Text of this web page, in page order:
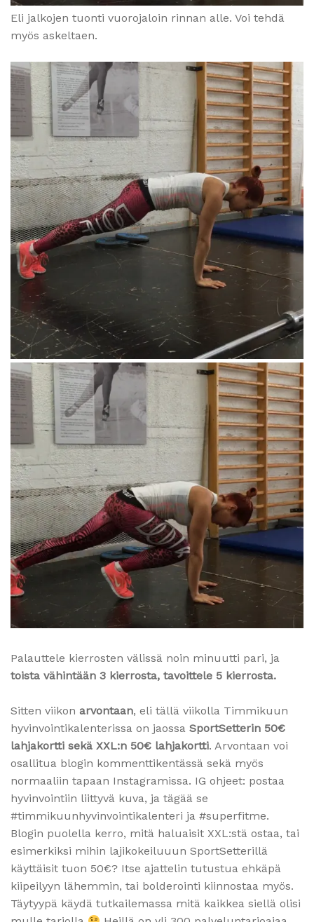
Eli jalkojen tuonti vuorojaloin rinnan alle. Voi tehdä
myös askeltaen.
Palauttele kierrosten välissä noin minuutti pari, ja
toista vähintään 3 kierrosta, tavoittele 5 kierrosta.
Sitten viikon arvontaan, eli tällä viikolla Timmikuun
hyvinvointikalenterissa on jaossa SportSetterin 50€
lahjakortti sekä XXL:n 50€ lahjakortti. Arvontaan voi
osallitua blogin kommenttikentässä sekä myös
normaaliin tapaan Instagramissa. IG ohjeet: postaa
hyvinvointiin liittyvä kuva, ja tägää se
#timmikuunhyvinvointikalenteri ja #superfitme.
Blogin puolella kerro, mitä haluaisit XXL:stä ostaa, tai
esimerkiksi mihin lajikokeiluuun SportSetterillä
käyttäisit tuon 50€? Itse ajattelin tutustua ehkäpä
kiipeilyyn lähemmin, tai bolderointi kiinnostaa myös.
Täytyypä käydä tutkailemassa mitä kaikkea siellä olisi